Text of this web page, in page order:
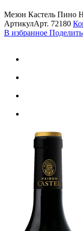
Мезон Кастель Пино
АртикулАрт. 72180
В избранное